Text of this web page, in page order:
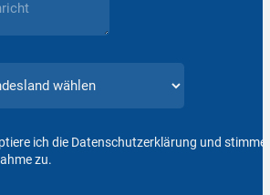
ich die Datenschutzerklärung und
zu.